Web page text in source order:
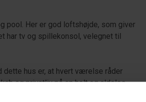
pool. Her er god loftshøjde, som giver
har tv og spillekonsol, velegnet til
hus er, at hvert værelse råder
og privatliv på en helt og aldeles